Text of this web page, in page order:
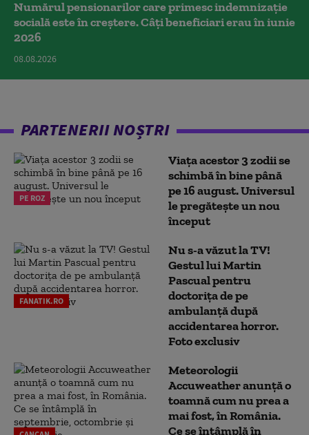
Numărul pensionarilor care primesc indemnizaţie
socială este în creștere. Câți beneficiari erau în iunie
2026
08.08.2026
PARTENERII NOȘTRI
PE ROZ
Viața acestor 3 zodii se
schimbă în bine până
pe 16 august. Universul
le pregătește un nou
început
FANATIK.RO
Nu s-a văzut la TV!
Gestul lui Martin
Pascual pentru
doctoriţa de pe
ambulanţă după
accidentarea horror.
Foto exclusiv
Meteorologii
Accuweather anunță o
toamnă cum nu prea a
mai fost, în România.
Ce se întâmplă în